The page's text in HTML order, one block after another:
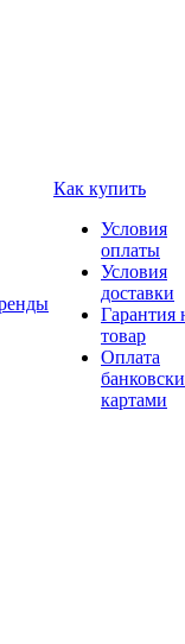
Как купить
Условия
оплаты
Условия
доставки
Гарантия
товар
Оплата
картами